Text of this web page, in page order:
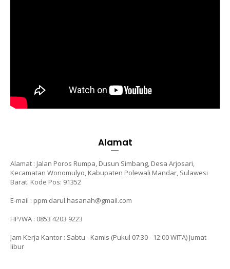
Alamat
Alamat : Jalan Poros Rumpa, Dusun Simbang, Desa Arjosari,
Kecamatan Wonomulyo, Kabupaten Polewali Mandar, Sulawesi
Barat. Kode Pos: 91352
E-mail : ppm.darul.hasanah@gmail.com
HP/WA : 0853 4203 9223
Jam Kerja Kantor : Sabtu - Kamis (Pukul 07:30 - 12:00 WITA) Jumat
libur